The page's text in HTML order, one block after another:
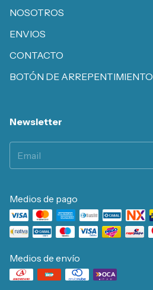
NOSOTROS
ENVIOS
CONTACTO
BOTÓN DE ARREPENTIMIENTO
Newsletter
Medios de pago
Medios de envío